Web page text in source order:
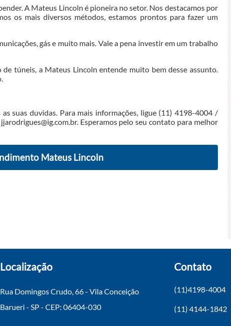
A Mateus Lincoln é pioneira no setor. Nos destacamos por
os mais diversos métodos, estamos prontos para fazer um
gás e muito mais. Vale a pena investir em um trabalho
de túneis, a Mateus Lincoln entende muito bem desse assunto.
suas duvidas. Para mais informações, ligue (11) 4198-4004 /
Esperamos pelo seu contato para melhor
Mateus Lincoln
Localização
Rua Domingos Crudo, 66 - Vila Conceição
Barueri - SP - CEP: 06404-030
Contato
(11)4198-4004
(11) 4144-1842